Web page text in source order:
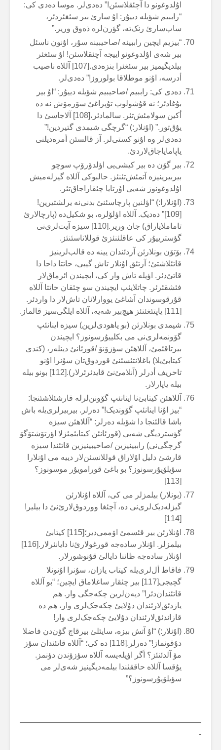
اۇلدوغونو دا آچئقلاسئن!” دەدی‌لر. موسا دەدی کی:
“راببیم شؤیلە دییۇر: اۇ سارئ بیر سئغئردئر،
ساپ‌سارئ رنک‌تە، گؤرن‌لرە ذەوق وریر.”
“بیزیم ایچین راببینە /صاحیبینە سۇر، اۇنون ناسئل
بیر شەی اۇلدوغونو اییجە آچئقلاسئن! اۇ سئغئر
بیلدیگیمیز بیر سئغئرا بنزەدی.[107] آللاە ناصیب
أدرسە، اۇنو موطلاقا بولوروز!” دەدی‌لر.
دەدی کی: راببیم /صاحیبیم شؤیلە دییۇر: “اۇ بیر
بۇغادئر؛ نە قۇشولوپ تۇپراغئ سۆرمۆش نە دە
أکین سولامئش‌تئر. سالمادئر،[108] آلاجاسئ دا
یۇق‌تور.” (اۇنلار:) “گرچگی شیمدی گتیردین!”
دەدی‌لر وە اۇنو کستی‌لر. آز قالسئن أمرەدیلنی
یاپامایاجاق‌لاردئ.
بیر گۆن دە بیر کیشی‌یی اؤلدۆرۆپ سوچو
بیربیرینیزە آتمئش‌تئنئز. حالبوکی آللاە گیزلەمیش
اۇ‌لدوغونوز شەیی اۇرتایا چئقاراجاق‌تئر.
(اۇنلارا:) “اؤلنین پارچاسئنئ بدنی‌نە یرلشتیرین!
[109]” دەدیک. آللاە اؤلۆلرە، بو شکیل‌دە (پارچالارئ
تاماملایاراق) جان وریر.[110] سیزە آیت‌لری‌نی
گؤسترییۇر کی عاقلئنئزئ قوللاناسئنئز.
بۆتۆن بونلارئن آردئندان یینە دە قالب‌لرینیز
قاتئلاشتئ؛ آرتئق اۇنلار تاش گیبی، حاتتا داحا دا
قاتئ‌دئر. اؤیلە تاش وار کی، ایچیندن ائرماق‌لار
فئشقئرئر. چاتلایئپ ایچیندن سو چئقان حاتتا آللاە
قۇرقوسوندان آشاغئ یووارلانان تاش‌لار دا واردئر.
[111] یاپتئغئنئز هیچ‌بیر شەیە، آللاە ایلگی‌سیز قالماز.
شیمدی بونلارئن (بو یاهودی‌لرین) سیزە اینانئپ
گۆونمەلری‌نی می بکلییۇرسونوز؟ ایچیندن
بیرتاقئمئ، آللاهئن سؤزۆنۆ /قورئانئ دینلەر، (کندی
کیتابئ‌یلا) باغلانتئسئنئ قوردوق‌تان سۇنرا اۇنو
تاحریف أدرلر (آنلامئ‌نئ قایدئرئرلار).[112] بونو بیلە
بیلە یاپارلار.
آللاهئن کیتابئ‌نا اینانئپ گۆونن‌لرلە قارشئلاشئنجا:
“بیز اۇنا اینانئپ گۆوندیک!” دەرلر. بیربیرلری‌یلە باش
باشا قالئنجا دا شؤیلە دەرلر: “آللاهئن سیزە
گؤستردیگی شەیی (قورئانئن کیتابئمئزلا اؤرتۆشتۆگۆ
گرچگی‌نی) راببینیزین /صاحیبینیزین قاتئندا سیزە
قارشئ دلیل اۇلاراق قوللانسئن‌لار دییە می اۇنلارا
سؤیلۆیۇرسونوز؟ بو باغئ قورامویۇر موسونوز؟
[113]
(بونلار) بیلمزلر می کی، آللاە اۇنلارئن
گیزلەدیک‌لری‌نی دە، آچئغا ووردوق‌لارئ‌نئ دا بیلیر!
[114]
اۇنلارئن بیر قئسمئ اۆممی‌دیر؛[115] کیتابئ
بیلمزلر. اۇنلار سادەجە قورغولارئ‌نا دایانئرلار.[116]
اۇنلار سادەجە ظاننا دایالئ قۇنوشورلار.
فاقاط أل‌لری‌یلە کیتاب یازان، سۇنرا اۇنونلا
گچیجی[117] بیر چئقار ساغلاماق ایچین؛ “بو آللاە
قاتئندان‌دئر!” دیەن‌لرین چکەجگی وار. هم
یازدئق‌لارئندان دۇلایئ چکەجک‌لری وار، هم دە
قازاندئق‌لارئندان دۇلایئ چکەجک‌لری وار!
(اۇنلار:) “اۇ آتش بیزە، سایئلئ بیرقاچ گۆن‌دن فاضلا
دۇقونماز!” دەرلر.[118] دە کی؛ “آللاە قاتئندان سؤز
مۆ آلدئنئز؟ أگر اؤیلەیسە آللاە سؤزۆندن دؤنمز.
یۇقسا آللاە حاققئندا بیلمەدیگینیز شەی‌لر می
سؤیلۆیۇرسونوز؟”
———————————————————————
-